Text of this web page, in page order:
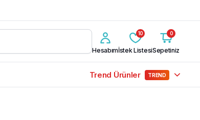
Hesabım
10
İstek Listesi
0
Sepetiniz
Trend Ürünler TREND